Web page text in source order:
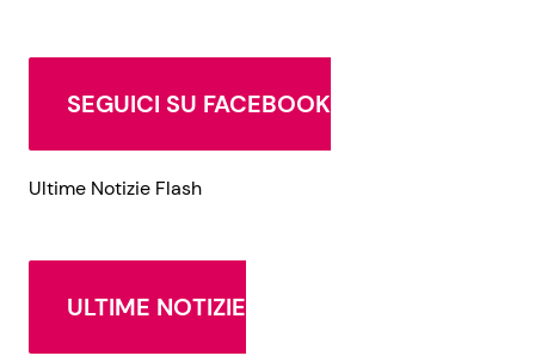
SEGUICI SU FACEBOOK
Ultime Notizie Flash
ULTIME NOTIZIE